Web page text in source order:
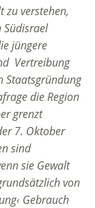
zu verstehen,
jüngere
Vertreibung
Staatsgründung
die Region
grenzt
7. Oktober
sind
sie Gewalt
von
Gebrauch